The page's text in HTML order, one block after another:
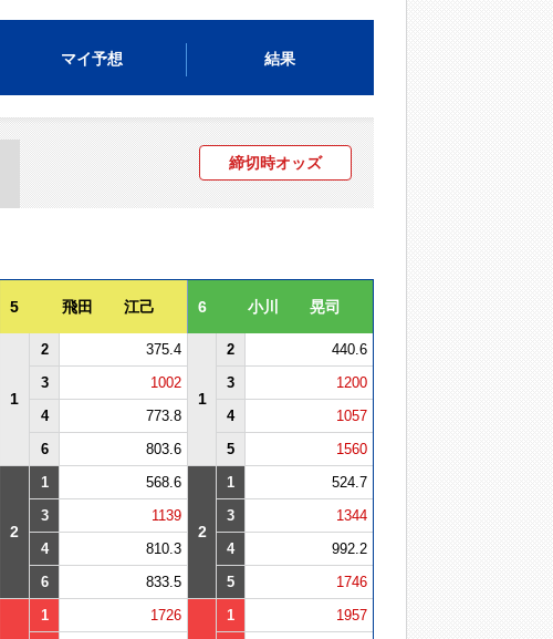
マイ予想 結果
締切時オッズ
5 飛田 江己 6 小川 晃司
1
2 375.4
1
2
440.6
3 1002 3
1200
4 773.8 4
1057
6 803.6 5 1560
2
1 568.6
2
1
524.7
3 1139 3
1344
4 810.3 4
992.2
6 833.5 5 1746
1 1726 1
1957